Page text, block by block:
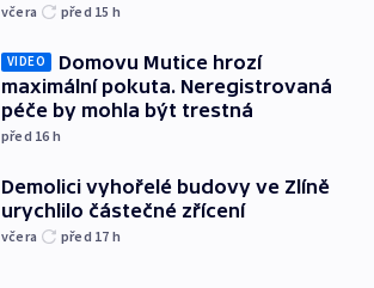
včera před 15 h
VIDEO
Domovu Mutice hrozí
maximální pokuta. Neregistrovaná
péče by mohla být trestná
před 16 h
Demolici vyhořelé budovy ve Zlíně
urychlilo částečné zřícení
včera před 17 h